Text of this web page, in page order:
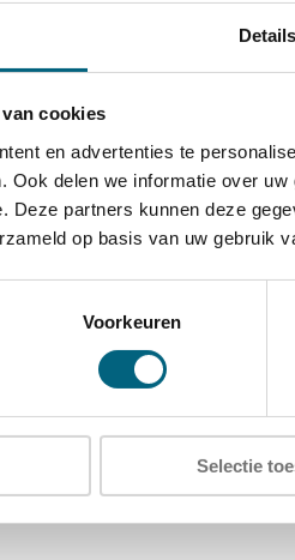
Details
cookies
en advertenties te
Ook delen we informatie over
Deze partners kunnen deze
op basis van uw gebruik
Voorkeuren
Selectie
onderzijde en linkerzijde
van de kluis voor extra
harde platen en relockers